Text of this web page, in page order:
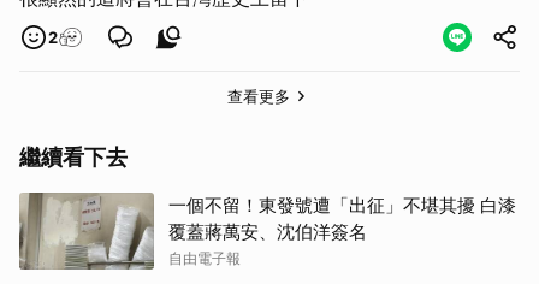
2
查看更多
繼續看下去
一個不留！東發號遭「出征」不堪其擾 白漆
覆蓋蔣萬安、沈伯洋簽名
自由電子報